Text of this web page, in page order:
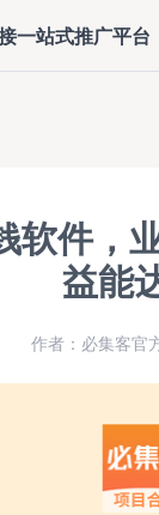
一站式推广平台
软件，
益能
作者：必集客官